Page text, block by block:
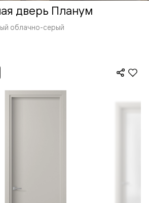
дверь Планум
облачно-серый